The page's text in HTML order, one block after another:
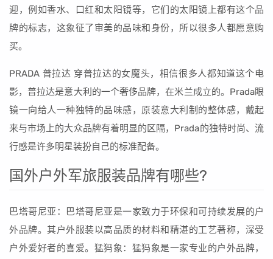
迎，例如香水、口红和太阳镜等，它们的太阳镜上都有这个品
牌的标志，这象征了审美的品味和身份，所以很多人都愿意购
买。
PRADA 普拉达 穿普拉达的女魔头，相信很多人都知道这个电
影，普拉达是意大利的一个奢侈品牌，在米兰成立的。Prada眼
镜一向给人一种独特的品味感，原装意大利制的整体感，戴起
来与市场上的大众品牌有着明显的区隔，Prada的独特时尚、流
行感是许多明星装扮自己的标准配备。
国外户外军旅服装品牌有哪些?
巴塔哥尼亚：巴塔哥尼亚是一家致力于环保和可持续发展的户
外品牌。其户外服装以高品质的材料和精湛的工艺著称，深受
户外爱好者的喜爱。猛犸象：猛犸象是一家专业的户外品牌，